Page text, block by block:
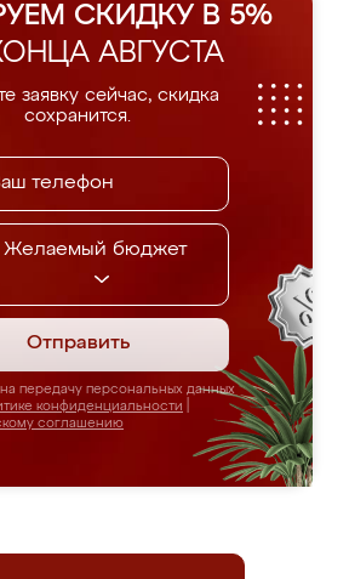
СКИДКУ В 5%
АВГУСТА
заявку сейчас, скидка
сохранится.
Желаемый бюджет
Отправить
передачу персональных данных
конфиденциальности
соглашению